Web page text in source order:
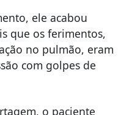
ele acabou
que os ferimentos,
no pulmão, eram
com golpes de
o paciente